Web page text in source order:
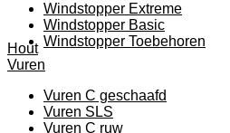
Windstopper Extreme
Windstopper Basic
Windstopper Toebehoren
Hout
Vuren
Vuren C geschaafd
Vuren SLS
Vuren C ruw